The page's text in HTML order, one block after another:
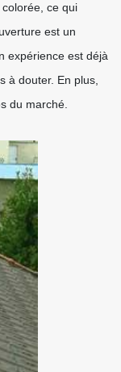
ce qui
est un
expérience est déjà
à douter. En plus,
du marché.